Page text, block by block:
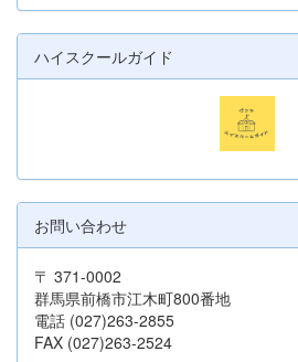
ハイスクールガイド
お問い合わせ
〒 371-0002
群馬県前橋市江木町800番地
電話 (027)263-2855
FAX (027)263-2524